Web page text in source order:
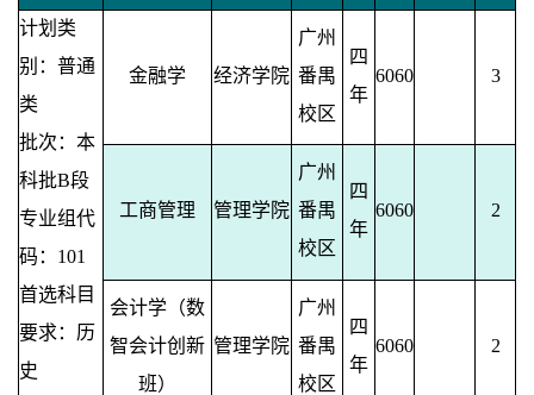
计划类
别：普通
类
批次：本
科批B段
专业组代
码：101
首选科目
要求：历
史
金融学 经济学院
广州
番禺
校区
四
年
6060 3
工商管理 管理学院
广州
番禺
校区
四
年
6060 2
会计学（数
智会计创新
班）
管理学院
广州
番禺
校区
四
年
6060 2